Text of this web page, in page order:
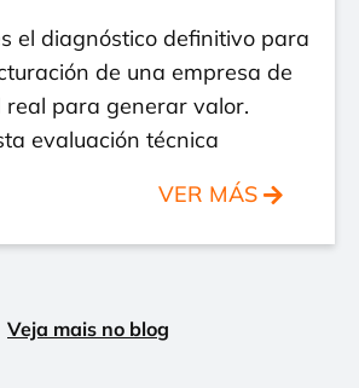
el diagnóstico definitivo para
de una empresa de
real para generar valor.
evaluación técnica
VER MÁS
Veja mais no blog